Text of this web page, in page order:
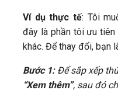
Ví dụ thực tế: Tôi
đây là phần tôi ưu
khác. Để thay đổi, bạn
Bước 1:Để sắp xếp
“Xem thêm”, sau đó